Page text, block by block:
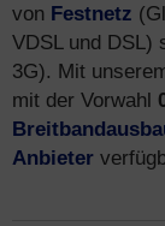
von Festnetz
VDSL und DSL)
3G). Mit
mit der Vorwahl
Anbieter